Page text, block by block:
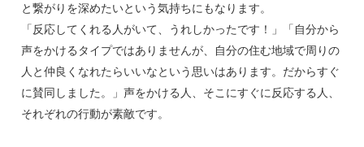
と繋がりを深めたいという気持ちにもなります。
「反応してくれる人がいて、うれしかったです！」「自分から
声をかけるタイプではありませんが、自分の住む地域で周りの
人と仲良くなれたらいいなという思いはあります。だからすぐ
に賛同しました。」声をかける人、そこにすぐに反応する人、
それぞれの行動が素敵です。